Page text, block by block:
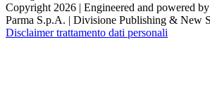
Copyright 2026 | Engineered and powered
Parma S.p.A. | Divisione Publishing & New
Disclaimer trattamento dati personali